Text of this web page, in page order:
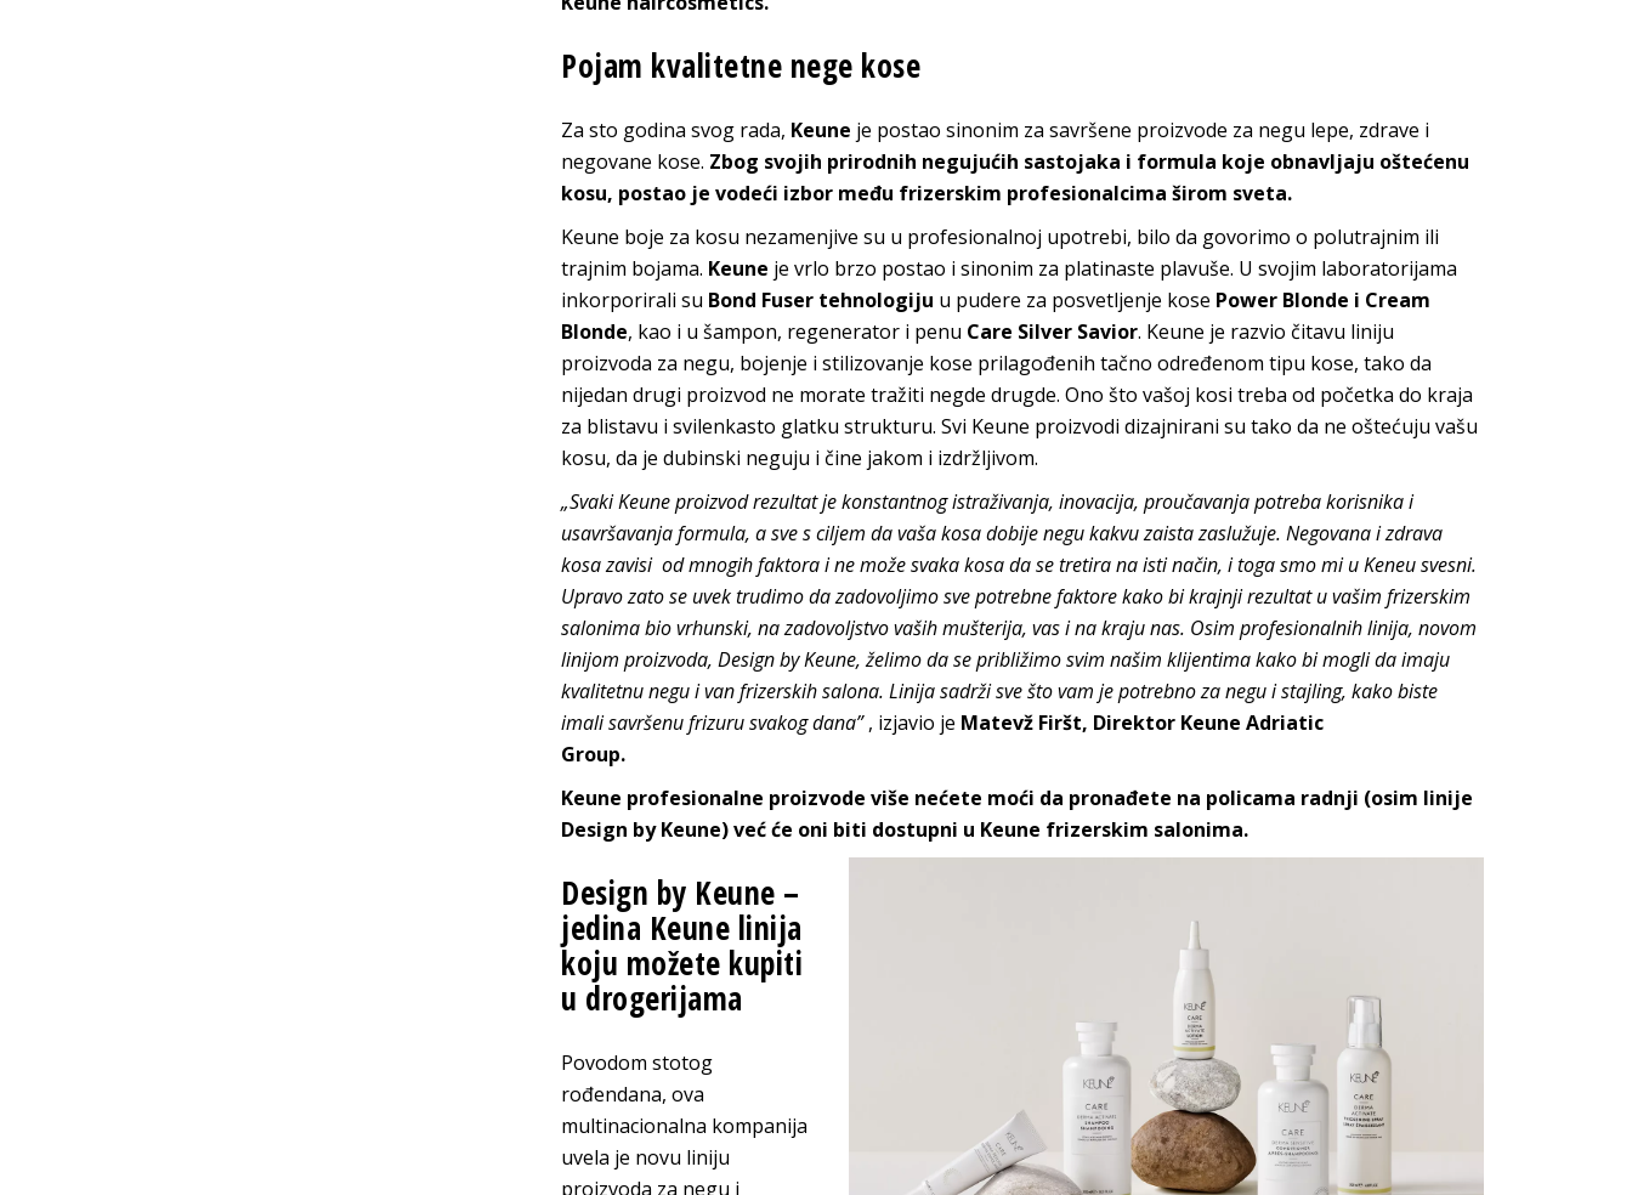
Pojam kvalitetne nege kose
Za sto godina svog rada, Keune je postao sinonim za savršene proizvode za negu lepe, zdrave i
negovane kose. Zbog svojih prirodnih negujućih sastojaka i formula koje obnavljaju oštećenu
kosu, postao je vodeći izbor među frizerskim profesionalcima širom sveta.
Keune boje za kosu nezamenjive su u profesionalnoj upotrebi, bilo da govorimo o polutrajnim ili
trajnim bojama. Keune je vrlo brzo postao i sinonim za platinaste plavuše. U svojim laboratorijama
inkorporirali su Bond Fuser tehnologiju u pudere za posvetljenje kose Power Blonde i Cream
Blonde, kao i u šampon, regenerator i penu Care Silver Savior. Keune je razvio čitavu liniju
proizvoda za negu, bojenje i stilizovanje kose prilagođenih tačno određenom tipu kose, tako da
nijedan drugi proizvod ne morate tražiti negde drugde. Ono što vašoj kosi treba od početka do kraja
za blistavu i svilenkasto glatku strukturu. Svi Keune proizvodi dizajnirani su tako da ne oštećuju vašu
kosu, da je dubinski neguju i čine jakom i izdržljivom.
„Svaki Keune proizvod rezultat je konstantnog istraživanja, inovacija, proučavanja potreba korisnika i
usavršavanja formula, a sve s ciljem da vaša kosa dobije negu kakvu zaista zaslužuje. Negovana i zdrava
kosa zavisi od mnogih faktora i ne može svaka kosa da se tretira na isti način, i toga smo mi u Keneu svesni.
Upravo zato se uvek trudimo da zadovoljimo sve potrebne faktore kako bi krajnji rezultat u vašim frizerskim
salonima bio vrhunski, na zadovoljstvo vaših mušterija, vas i na kraju nas. Osim profesionalnih linija, novom
linijom proizvoda, Design by Keune, želimo da se približimo svim našim klijentima kako bi mogli da imaju
kvalitetnu negu i van frizerskih salona. Linija sadrži sve što vam je potrebno za negu i stajling, kako biste
imali savršenu frizuru svakog dana”, izjavio je Matevž Firšt, Direktor Keune Adriatic
Group.
Keune profesionalne proizvode više nećete moći da pronađete na policama radnji (osim linije
Design by Keune) već će oni biti dostupni u Keune frizerskim salonima.
Design by Keune –
jedina Keune linija
koju možete kupiti
u drogerijama
Povodom stotog
rođendana, ova
multinacionalna kompanija
uvela je novu liniju
proizvoda za negu i